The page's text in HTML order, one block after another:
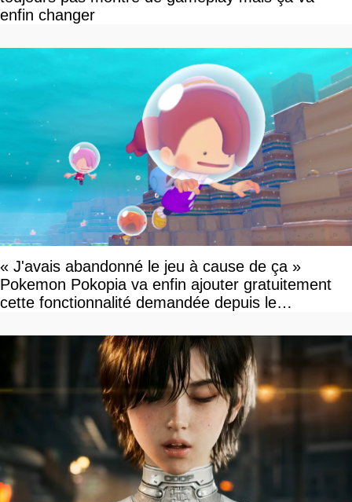
enfin changer
« J'avais abandonné le jeu à cause de ça »
Pokemon Pokopia va enfin ajouter gratuitement
cette fonctionnalité demandée depuis le